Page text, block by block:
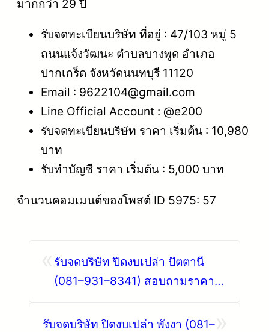
มากกว่า 29 ปี
รับจดทะเบียนบริษัท ที่อยู่ : 47/103 หมู่ 5
ถนนแจ้งวัฒนะ ตำบลบางพูด อำเภอ
ปากเกร็ด จังหวัดนนทบุรี 11120
Email : 9622104@gmail.com
Line Official Account : @e200
รับจดทะเบียนบริษัท ราคา เริ่มต้น : 10,980
บาท
รับทำบัญชี ราคา เริ่มต้น : 5,000 บาท
จำนวนคอมเมนต์ของโพสต์ ID 5975: 57
รับจดบริษัท ปิดงบเปล่า ปัตตานี
(081–931–8341) สอบถามราคา
รับจดบริษัท ปิดงบเปล่า พังงา (081–